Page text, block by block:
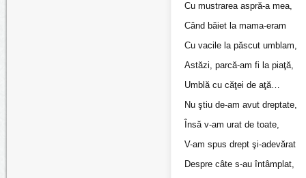
Cu mustrarea aspră-a mea,
Când băiet la mama-eram
Cu vacile la păscut umblam,
Astăzi, parcă-am fi la piaţă,
Umblă cu căţei de aţă…
Nu ştiu de-am avut dreptate,
Însă v-am urat de toate,
V-am spus drept şi-adevărat
Despre câte s-au întâmplat,